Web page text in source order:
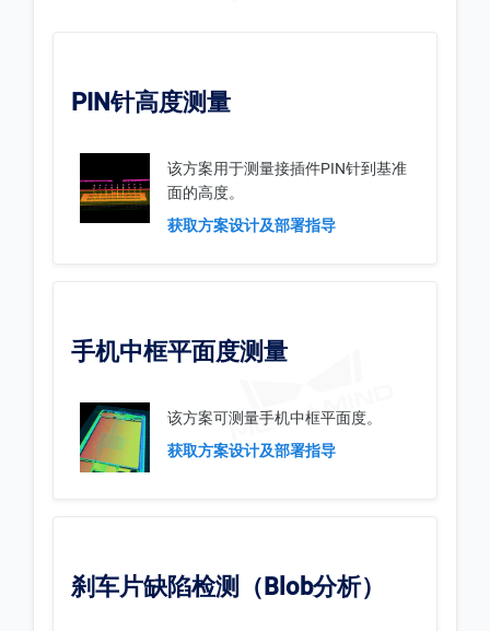
PIN针高度测量
该方案用于测量接插件PIN针到基准
面的高度。
获取方案设计及部署指导
手机中框平面度测量
该方案可测量手机中框平面度。
获取方案设计及部署指导
刹车片缺陷检测（Blob分析）